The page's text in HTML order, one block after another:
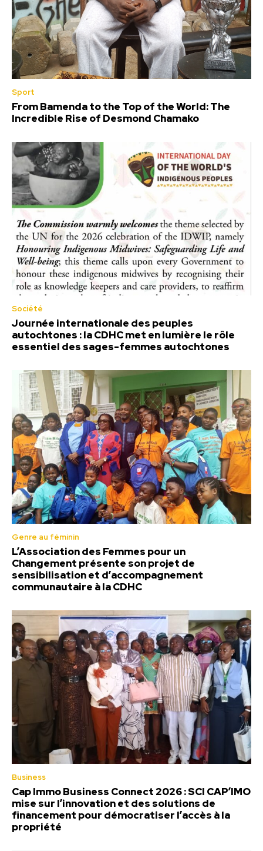
Sport
From Bamenda to the Top of the World: The
Incredible Rise of Desmond Chamako
Société
Journée internationale des peuples
autochtones : la CDHC met en lumière le rôle
essentiel des sages-femmes autochtones
Genre au féminin
L’Association des Femmes pour un
Changement présente son projet de
sensibilisation et d’accompagnement
communautaire à la CDHC
Business
Cap Immo Business Connect 2026 : SCI CAP’IMO
mise sur l’innovation et des solutions de
financement pour démocratiser l’accès à la
propriété